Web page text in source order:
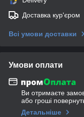
Доставка кур'єром
Всі умови доставки
Умови оплати
Ви отримаєте
або гроші
Детальніше